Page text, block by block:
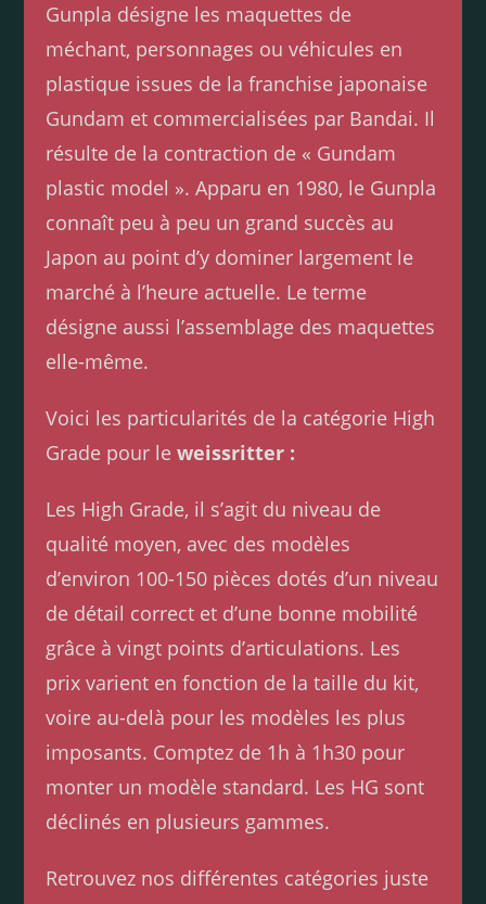
Gunpla désigne les maquettes de
méchant, personnages ou véhicules en
plastique issues de la franchise japonaise
Gundam et commercialisées par Bandai. Il
résulte de la contraction de « Gundam
plastic model ». Apparu en 1980, le Gunpla
connaît peu à peu un grand succès au
Japon au point d’y dominer largement le
marché à l’heure actuelle. Le terme
désigne aussi l’assemblage des maquettes
elle-même.
Voici les particularités de la catégorie High
Grade pour le weissritter :
Les High Grade, il s’agit du niveau de
qualité moyen, avec des modèles
d’environ 100-150 pièces dotés d’un niveau
de détail correct et d’une bonne mobilité
grâce à vingt points d’articulations. Les
prix varient en fonction de la taille du kit,
voire au-delà pour les modèles les plus
imposants. Comptez de 1h à 1h30 pour
monter un modèle standard. Les HG sont
déclinés en plusieurs gammes.
Retrouvez nos différentes catégories juste